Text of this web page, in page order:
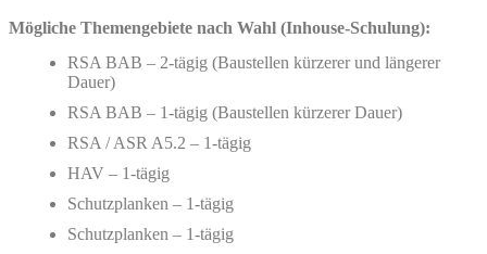
Mögliche Themengebiete nach Wahl (Inhouse-Schulung):
RSA BAB – 2-tägig (Baustellen kürzerer und längerer
Dauer)
RSA BAB – 1-tägig (Baustellen kürzerer Dauer)
RSA / ASR A5.2 – 1-tägig
HAV – 1-tägig
Schutzplanken – 1-tägig
Schutzplanken – 1-tägig